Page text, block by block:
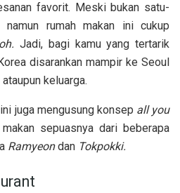
favorit. Meski bukan satu-
namun rumah makan ini cukup
Jadi, bagi kamu yang tertarik
disarankan mampir ke Seoul
keluarga.
juga mengusung konsep all you
sepuasnya dari beberapa
Ramyeondan Tokpokki.